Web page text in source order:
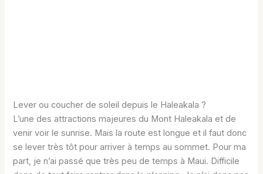
Lever ou coucher de soleil depuis le Haleakala ?
L’une des attractions majeures du Mont Haleakala et de
venir voir le sunrise. Mais la route est longue et il faut donc
se lever très tôt pour arriver à temps au sommet. Pour ma
part, je n’ai passé que très peu de temps à Maui. Difficile